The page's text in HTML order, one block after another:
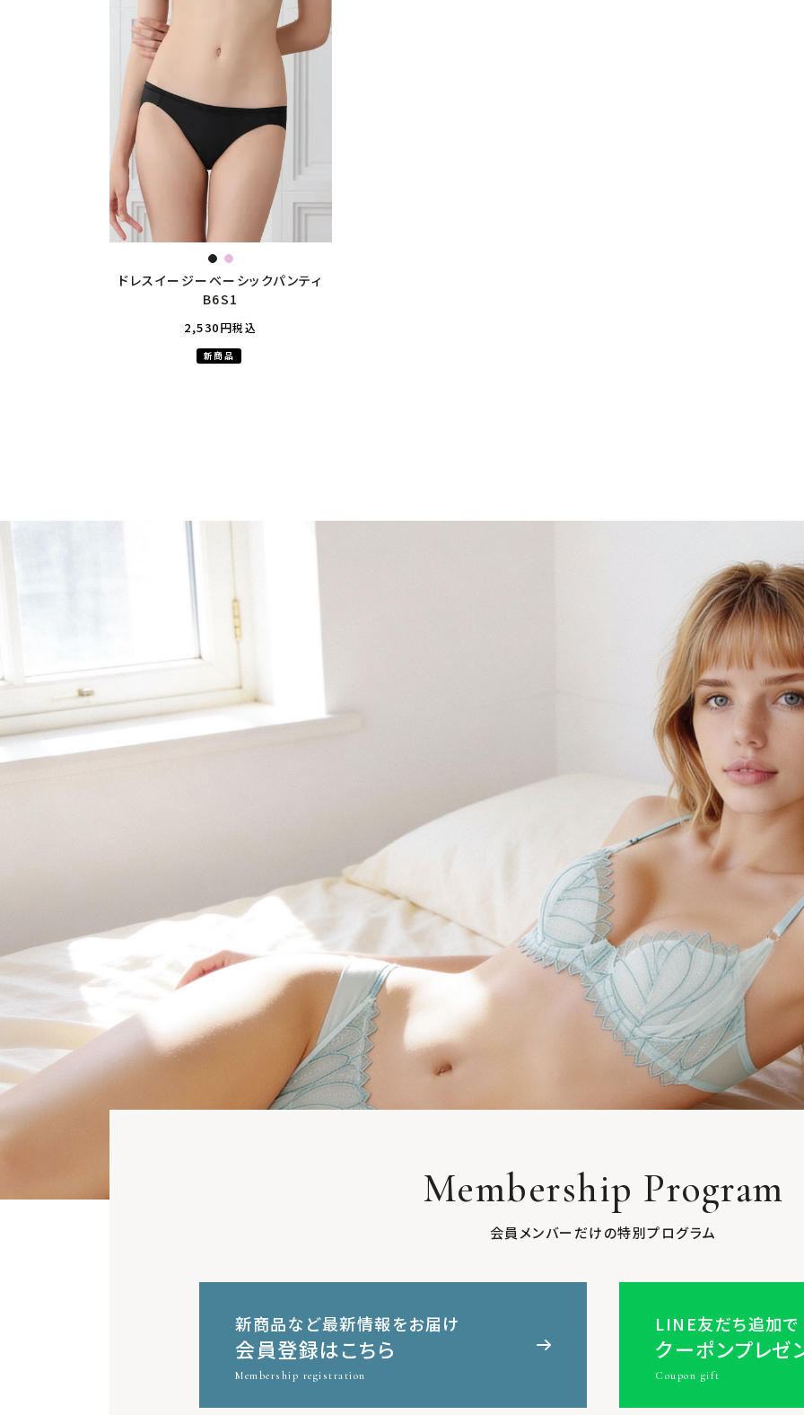
ドレスイージーベーシックパンティ
B6S1
2,530 税込
新商品
Membership Program
会員メンバーだけの特別プログラム
新商品など最新情報をお届け
会員登録はこちら
Membership registration
LINE友だち追加で
クーポンプレゼ
Coupon gift